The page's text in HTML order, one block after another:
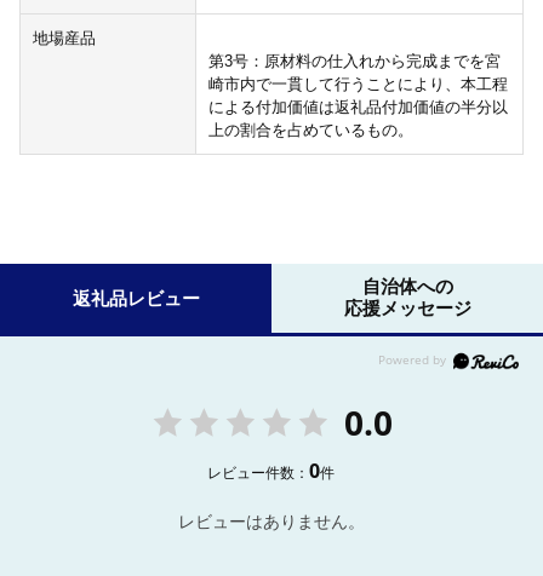
地場産品
第3号：原材料の仕入れから完成までを宮
崎市内で一貫して行うことにより、本工程
による付加価値は返礼品付加価値の半分以
上の割合を占めているもの。
返礼品レビュー
自治体への
応援メッセージ
0.0
レビュー件数：0件
レビューはありません。